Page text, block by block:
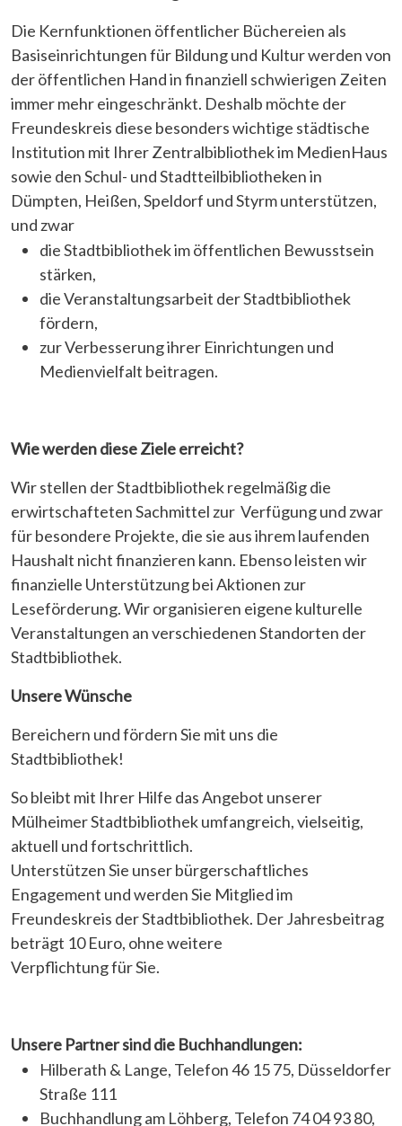
Die Kernfunktionen öffentlicher Büchereien als
Basiseinrichtungen für Bildung und Kultur werden von
der öffentlichen Hand in finanziell schwierigen Zeiten
immer mehr eingeschränkt. Deshalb möchte der
Freundeskreis diese besonders wichtige städtische
Institution mit Ihrer Zentralbibliothek im MedienHaus
sowie den Schul- und Stadtteilbibliotheken in
Dümpten, Heißen, Speldorf und Styrm unterstützen,
und zwar
die Stadtbibliothek im öffentlichen Bewusstsein
stärken,
die Veranstaltungsarbeit der Stadtbibliothek
fördern,
zur Verbesserung ihrer Einrichtungen und
Medienvielfalt beitragen.
Wie werden diese Ziele erreicht?
Wir stellen der Stadtbibliothek regelmäßig die
erwirtschafteten Sachmittel zur Verfügung und zwar
für besondere Projekte, die sie aus ihrem laufenden
Haushalt nicht finanzieren kann. Ebenso leisten wir
finanzielle Unterstützung bei Aktionen zur
Leseförderung. Wir organisieren eigene kulturelle
Veranstaltungen an verschiedenen Standorten der
Stadtbibliothek.
Unsere Wünsche
Bereichern und fördern Sie mit uns die
Stadtbibliothek!
So bleibt mit Ihrer Hilfe das Angebot unserer
Mülheimer Stadtbibliothek umfangreich, vielseitig,
aktuell und fortschrittlich.
Unterstützen Sie unser bürgerschaftliches
Engagement und werden Sie Mitglied im
Freundeskreis der Stadtbibliothek. Der Jahresbeitrag
beträgt 10 Euro, ohne weitere
Verpflichtung für Sie.
Unsere Partner sind die Buchhandlungen:
Hilberath & Lange, Telefon 46 15 75, Düsseldorfer
Straße 111
Buchhandlung am Löhberg, Telefon 74 04 93 80,